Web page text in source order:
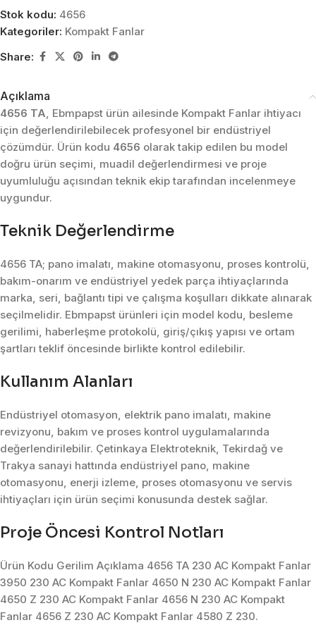
Stok kodu: 4656
Kategoriler: Kompakt Fanlar
Share:
Açıklama
4656 TA, Ebmpapst ürün ailesinde Kompakt Fanlar ihtiyacı
için değerlendirilebilecek profesyonel bir endüstriyel
çözümdür. Ürün kodu 4656 olarak takip edilen bu model
doğru ürün seçimi, muadil değerlendirmesi ve proje
uyumluluğu açısından teknik ekip tarafından incelenmeye
uygundur.
Teknik Değerlendirme
4656 TA; pano imalatı, makine otomasyonu, proses kontrolü,
bakım-onarım ve endüstriyel yedek parça ihtiyaçlarında
marka, seri, bağlantı tipi ve çalışma koşulları dikkate alınarak
seçilmelidir. Ebmpapst ürünleri için model kodu, besleme
gerilimi, haberleşme protokolü, giriş/çıkış yapısı ve ortam
şartları teklif öncesinde birlikte kontrol edilebilir.
Kullanım Alanları
Endüstriyel otomasyon, elektrik pano imalatı, makine
revizyonu, bakım ve proses kontrol uygulamalarında
değerlendirilebilir. Çetinkaya Elektroteknik, Tekirdağ ve
Trakya sanayi hattında endüstriyel pano, makine
otomasyonu, enerji izleme, proses otomasyonu ve servis
ihtiyaçları için ürün seçimi konusunda destek sağlar.
Proje Öncesi Kontrol Notları
Ürün Kodu Gerilim Açıklama 4656 TA 230 AC Kompakt Fanlar
3950 230 AC Kompakt Fanlar 4650 N 230 AC Kompakt Fanlar
4650 Z 230 AC Kompakt Fanlar 4656 N 230 AC Kompakt
Fanlar 4656 Z 230 AC Kompakt Fanlar 4580 Z 230.